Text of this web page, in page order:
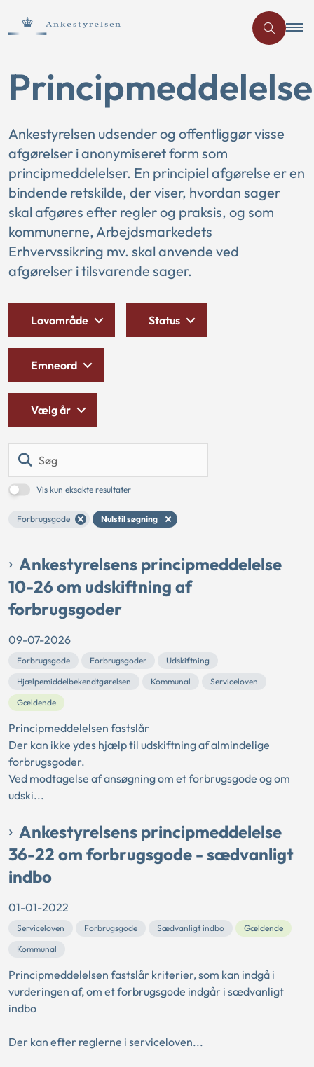
Ankestyrelsen udsender og offentliggør visse
afgørelser i anonymiseret form som
principmeddelelser. En principiel afgørelse er en
bindende retskilde, der viser, hvordan sager
skal afgøres efter regler og praksis, og som
kommunerne, Arbejdsmarkedets
Erhvervssikring mv. skal anvende ved
afgørelser i tilsvarende sager.
Vis kun eksakte resultater
Forbrugsgode Nulstil søgning
Lovområde Status
Emneord
Vælg år
Ankestyrelsens principmeddelelse
10-26 om udskiftning af
forbrugsgoder
09-07-2026
Forbrugsgode Forbrugsgoder
Udskiftning
Hjælpemiddelbekendtgørelsen
Kommunal
Serviceloven
Gældende
Principmeddelelsen fastslår
Der kan ikke ydes hjælp til udskiftning af almindelige
forbrugsgoder.
Ved modtagelse af ansøgning om et forbrugsgode og om
udski...
Ankestyrelsens principmeddelelse
36-22 om forbrugsgode - sædvanligt
indbo
01-01-2022
Serviceloven Forbrugsgode Sædvanligt indbo
Gældende
Kommunal
Principmeddelelsen fastslår kriterier, som kan indgå i
vurderingen af, om et forbrugsgode indgår i sædvanligt
indbo
Der kan efter reglerne i serviceloven...